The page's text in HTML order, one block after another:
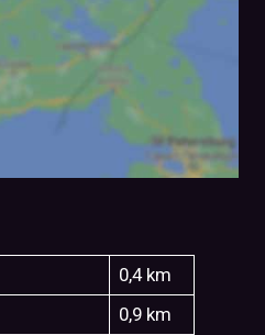
0,4 km
0,9 km